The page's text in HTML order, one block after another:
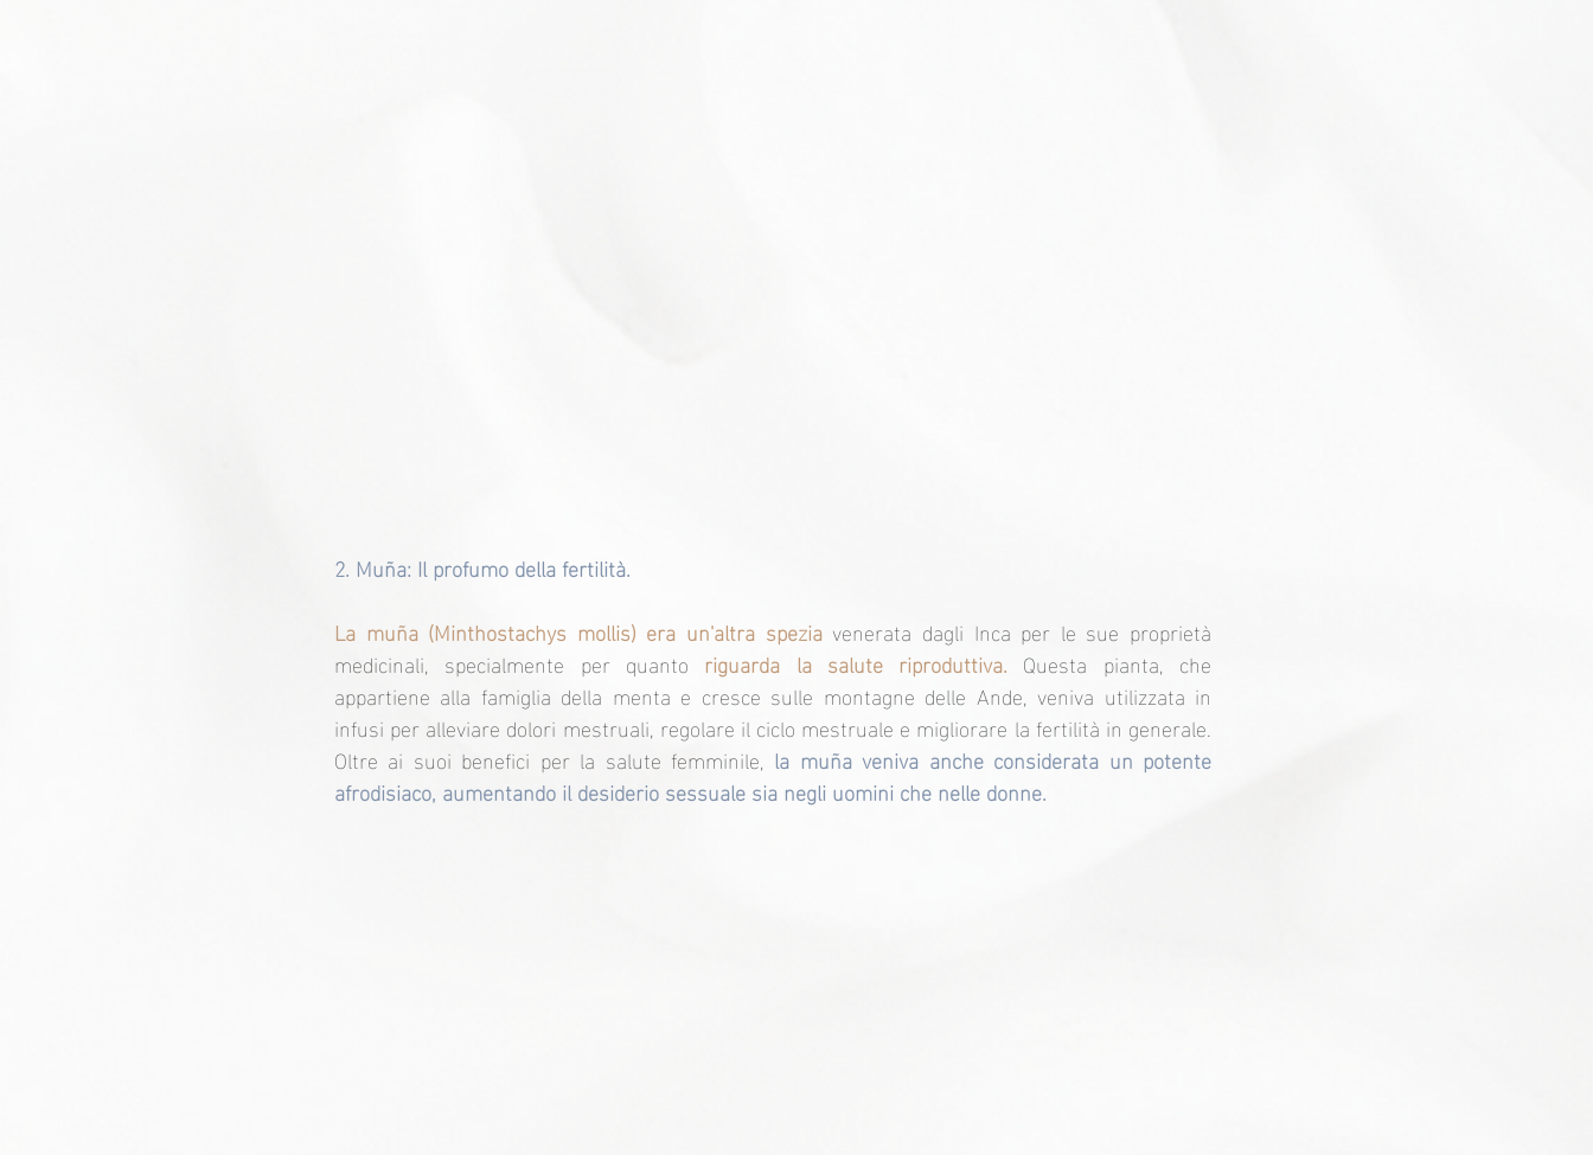
2. Muña: Il profumo della fertilità.
La muña (Minthostachys mollis) era un'altra spezia venerata dagli Inca per le sue proprietà
medicinali, specialmente per quanto riguarda la salute riproduttiva. Questa pianta, che
appartiene alla famiglia della menta e cresce sulle montagne delle Ande, veniva utilizzata in
infusi per alleviare dolori mestruali, regolare il ciclo mestruale e migliorare la fertilità in generale.
Oltre ai suoi benefici per la salute femminile, la muña veniva anche considerata un potente
afrodisiaco, aumentando il desiderio sessuale sia negli uomini che nelle donne.